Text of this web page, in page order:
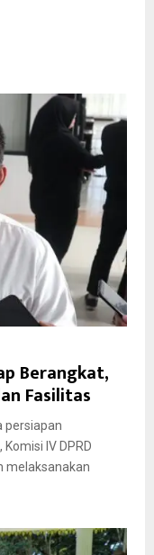
Berangkat,
Fasilitas
persiapan
IV DPRD
melaksanakan